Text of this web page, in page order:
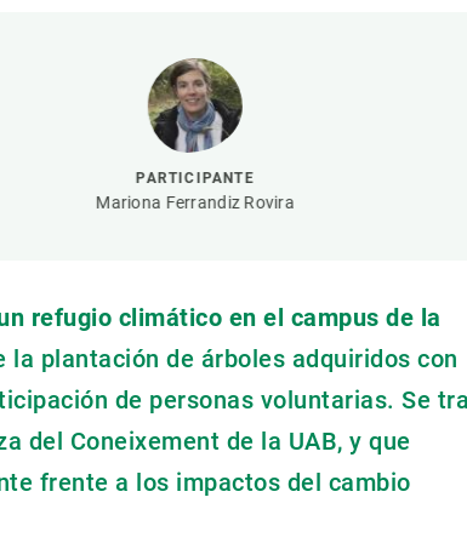
PARTICIPANTE
Mariona Ferrandiz Rovira
refugio climático en el campus de la
la plantación de árboles adquiridos con
de personas voluntarias. Se
del Coneixement de la UAB, y que
frente a los impactos del cambio
Un lugar